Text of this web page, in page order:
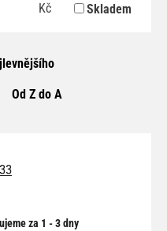
Kč Skladem
Od Z do A
za 1 - 3 dny